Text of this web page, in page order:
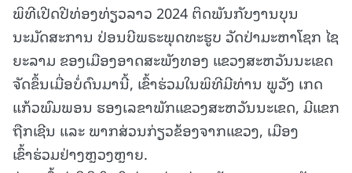
ພິທີເປີດປີທ່ອງທ່ຽວລາວ 2024 ຕິດພັນກັບງານບຸນ
ນະມັດສະການ ປ່ອນບີພຣະພຸດທະຮູບ ວັດປ່າມະຫາໂຊກ ໄຊ
ຍະລາມ ຂອງເມືອງອາດສະພັງທອງ ແຂວງສະຫວັນນະເຂດ
ຈັດຂຶ້ນເມື່ອບໍ່ດົນມານີ້, ເຂົ້າຮ່ວມໃນພິທີມີທ່ານ ພູວັງ ເກດ
ແກ້ວພົມພອນ ຮອງເລຂາພັກແຂວງສະຫວັນນະເຂດ, ມີແຂກ
ຖືກເຊີນ ແລະ ພາກສ່ວນກ່ຽວຂ້ອງຈາກແຂວງ, ເມືອງ
ເຂົ້າຮ່ວມຢ່າງຫຼວງຫຼາຍ.